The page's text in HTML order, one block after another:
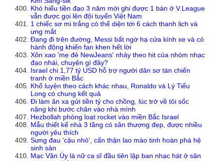
Khó hiểu tiền đạo 3 năm mới ghi được 1 bàn ở V.League
vẫn được gọi lên đội tuyển Việt Nam
1 chiếc sơ mi trắng có thể diện tới 6 cách thanh lịch và
ưng mắt
Đang đi trên đường, Messi bất ngờ hạ cửa kính xe và có
hành động khiến fan khen hết lời
Xôn xao 'mẹ đẻ NewJeans' nhảy theo hit của nhóm nhạc
đạo nhái, chuyện gì đây?
Israel chi 1,77 tỷ USD hỗ trợ người dân sơ tán chiến
tranh ở miền Bắc
Khổ luyện theo cách khác nhau, Ronaldo và Lý Tiểu
Long có chung kết quả
Đi làm ăn xa gửi tiền tỷ cho chồng, lúc trở về tôi sốc
nặng khi bước chân vào nhà mình
Hezbollah phóng loạt rocket vào miền Bắc Israel
Mẫu thiết kế nhà 3 tầng có sân thượng đẹp, được nhiều
người yêu thích
Sưng đau 'cậu nhỏ', cẩn thận lao mào tinh hoàn phá hệ
sinh sản
Mạc Văn Úy là nữ ca sĩ đầu tiên lập ban nhạc hát ở sân